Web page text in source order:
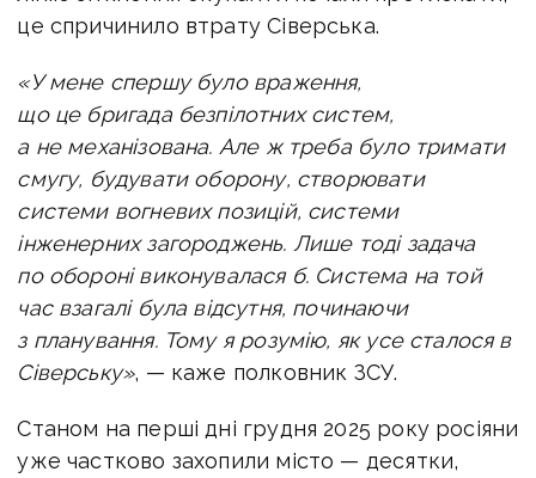
це спричинило втрату Сіверська.
«У мене спершу було враження,
що це бригада безпілотних систем,
а не механізована. Але ж треба було тримати
смугу, будувати оборону, створювати
системи вогневих позицій, системи
інженерних загороджень. Лише тоді задача
по обороні виконувалася б. Система на той
час взагалі була відсутня, починаючи
з планування. Тому я розумію, як усе сталося в
Сіверську», — каже полковник ЗСУ.
Станом на перші дні грудня 2025 року росіяни
уже частково захопили місто — десятки,